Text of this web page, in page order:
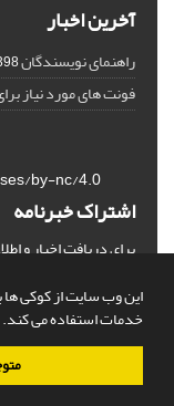
این وب سایت از کوکی ها
خدمات استفاده می کند.
آخرین اخبار
راهنمای نویسندگان23
فونت های مورد نیاز
by-nc/4.0/
اشتراک خبرنامه
برای دریافت اخبار و